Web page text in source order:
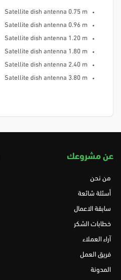
Satellite dish antenna 0.75 m
Satellite dish antenna 0.96 m
Satellite dish antenna 1.20 m
Satellite dish antenna 1.80 m
Satellite dish antenna 2.40 m
Satellite dish antenna 3.80 m
عن مشروعك
من نحن
أسئلة شائعة
سابقة الاعمال
خطابات الشكر
آراء العملاء
فريق العمل
المدونة